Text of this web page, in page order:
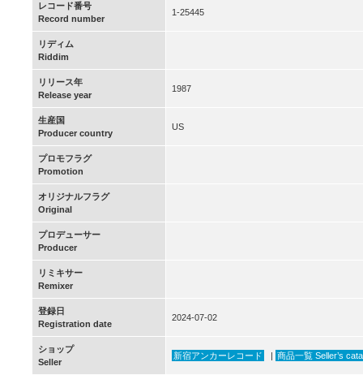
レコード番号
Record number
1-25445
リディム
Riddim
リリース年
Release year
1987
生産国
Producer country
US
プロモフラグ
Promotion
オリジナルフラグ
Original
プロデューサー
Producer
リミキサー
Remixer
登録日
Registration date
2024-07-02
ショップ
Seller
新宿アンカーレコード | 商品一覧 Seller’s